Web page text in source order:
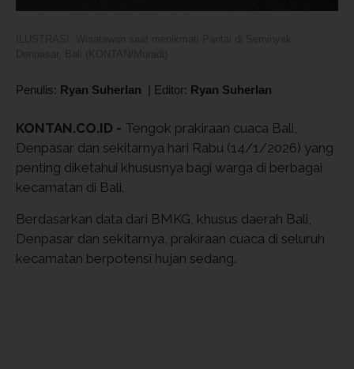
Penulis: Ryan Suherlan | Editor: Ryan Suherlan
KONTAN.CO.ID - Tengok prakiraan cuaca Bali,
Denpasar dan sekitarnya hari Rabu (14/1/2026) yang
penting diketahui khususnya bagi warga di berbagai
kecamatan di Bali.
Berdasarkan data dari BMKG, khusus daerah Bali,
Denpasar dan sekitarnya, prakiraan cuaca di seluruh
kecamatan berpotensi hujan sedang.